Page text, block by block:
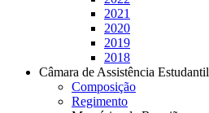
2021
2020
2019
2018
Câmara de Assistência Estudantil
Composição
Regimento